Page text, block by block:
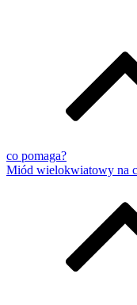
co pomaga?
Miód wielokwiatowy na